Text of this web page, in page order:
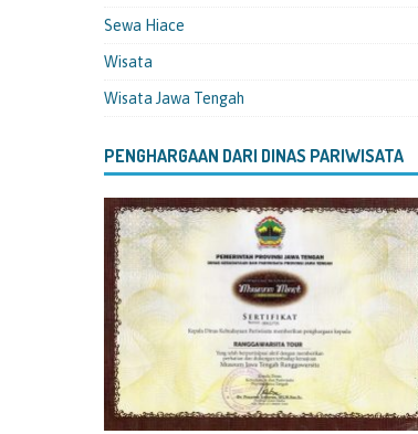
Sewa Hiace
Wisata
Wisata Jawa Tengah
PENGHARGAAN DARI DINAS PARIWISATA